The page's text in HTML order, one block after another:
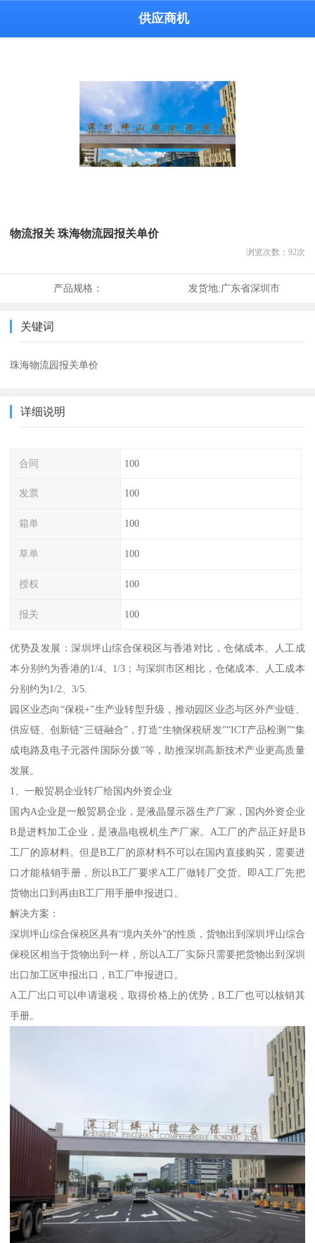
供应商机
物流报关 珠海物流园报关单价
浏览次数： 92次
产品规格： 发货地:广东省深圳市
关键词
珠海物流园报关单价
详细说明
合同 100
发票 100
箱单 100
草单 100
授权 100
报关 100
优势及发展：深圳坪山综合保税区与香港对比，仓储成本、人工成
本分别约为香港的1/4、1/3；与深圳市区相比，仓储成本、人工成本
分别约为1/2、3/5.
园区业态向“保税+”生产业转型升级，推动园区业态与区外产业链、
供应链、创新链“三链融合”，打造“生物保税研发”“ICT产品检测”“集
成电路及电子元器件国际分拨”等，助推深圳高新技术产业更高质量
发展。
1、一般贸易企业转厂给国内外资企业
国内A企业是一般贸易企业，是液晶显示器生产厂家，国内外资企业
B是进料加工企业，是液晶电视机生产厂家。A工厂的产品正好是B
工厂的原材料。但是B工厂的原材料不可以在国内直接购买，需要进
口才能核销手册，所以B工厂要求A工厂做转厂交货。即A工厂先把
货物出口到再由B工厂用手册申报进口。
解决方案：
深圳坪山综合保税区具有“境内关外”的性质，货物出到深圳坪山综合
保税区相当于货物出到一样，所以A工厂实际只需要把货物出到深圳
出口加工区申报出口，B工厂申报进口。
A工厂出口可以申请退税，取得价格上的优势，B工厂也可以核销其
手册。